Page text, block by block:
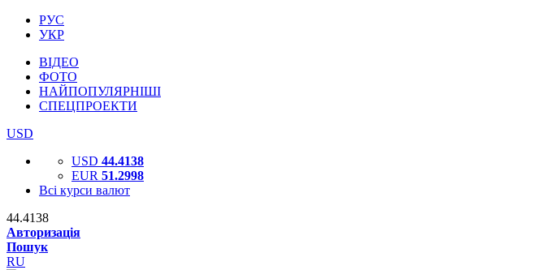
РУС
УКР
ВІДЕО
ФОТО
НАЙПОПУЛЯРНІШІ
СПЕЦПРОЕКТИ
USD
USD 44.4138
EUR 51.2998
Всі курси валют
44.4138
Авторизація
Пошук
RU